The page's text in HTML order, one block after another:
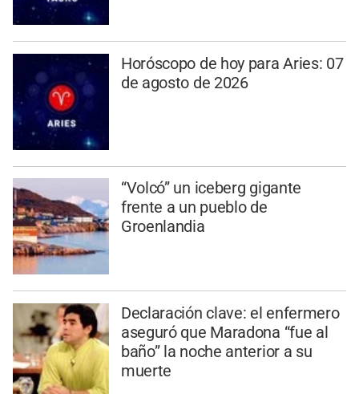
Horóscopo de hoy para Aries: 07
de agosto de 2026
“Volcó” un iceberg gigante
frente a un pueblo de
Groenlandia
Declaración clave: el enfermero
aseguró que Maradona “fue al
baño” la noche anterior a su
muerte